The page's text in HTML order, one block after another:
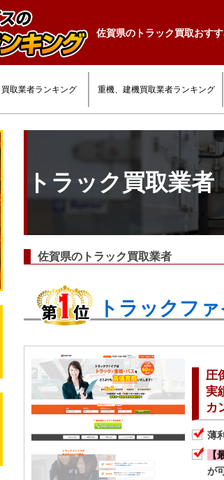
佐賀県のトラック買取おす
買取業者ランキング 重機、建機買取業者ランキング
トラック買取業者
佐賀県のトラック買取業者
トラックフ
圧
実
カ
薄
【
が